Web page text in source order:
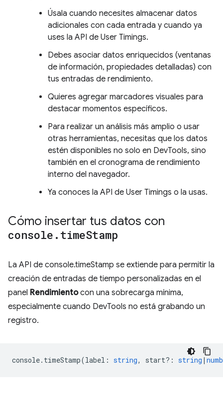
Úsala cuando necesites almacenar datos
adicionales con cada entrada y cuando ya
uses la API de User Timings.
Debes asociar datos enriquecidos (ventanas
de información, propiedades detalladas) con
tus entradas de rendimiento.
Quieres agregar marcadores visuales para
destacar momentos específicos.
Para realizar un análisis más amplio o usar
otras herramientas, necesitas que los datos
estén disponibles no solo en DevTools, sino
también en el cronograma de rendimiento
interno del navegador.
Ya conoces la API de User Timings o la usas.
Cómo insertar tus datos con
console . timeStamp
La API de console.timeStamp se extiende para permitir la
creación de entradas de tiempo personalizadas en el
panel Rendimientocon una sobrecarga mínima,
especialmente cuando DevTools no está grabando un
registro.
console. timeStamp(label : string, start? : string |